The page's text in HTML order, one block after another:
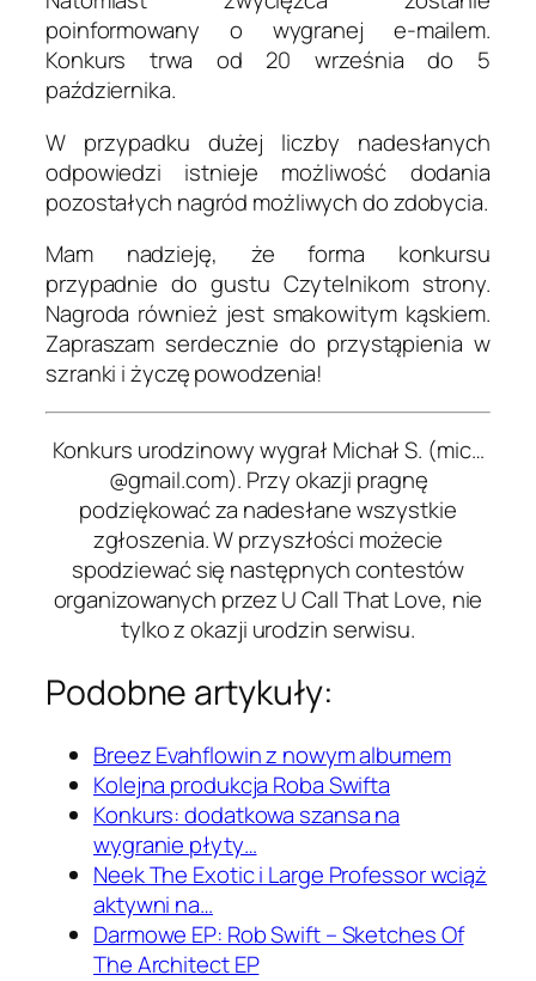
poinformowany o wygranej e-mailem.
Konkurs trwa od 20 września do 5
października.
W przypadku dużej liczby nadesłanych
odpowiedzi istnieje możliwość dodania
pozostałych nagród możliwych do zdobycia.
Mam nadzieję, że forma konkursu
przypadnie do gustu Czytelnikom strony.
Nagroda również jest smakowitym kąskiem.
Zapraszam serdecznie do przystąpienia w
szranki i życzę powodzenia!
Konkurs urodzinowy wygrał Michał S. (mic…
@gmail.com). Przy okazji pragnę
podziękować za nadesłane wszystkie
zgłoszenia. W przyszłości możecie
spodziewać się następnych contestów
organizowanych przez U Call That Love, nie
tylko z okazji urodzin serwisu.
Podobne artykuły:
Breez Evahflowin z nowym albumem
Kolejna produkcja Roba Swifta
Konkurs: dodatkowa szansa na
wygranie płyty…
Neek The Exotic i Large Professor wciąż
aktywni na…
Darmowe EP: Rob Swift – Sketches Of
The Architect EP